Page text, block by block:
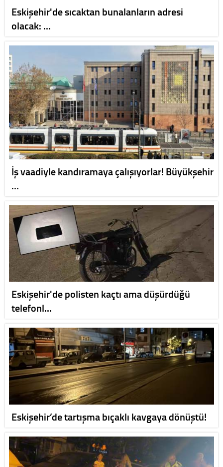
Eskişehir'de sıcaktan bunalanların adresi
olacak: …
İş vaadiyle kandıramaya çalışıyorlar! Büyükşehir
…
Eskişehir'de polisten kaçtı ama düşürdüğü
telefonl…
Eskişehir’de tartışma bıçaklı kavgaya dönüştü!